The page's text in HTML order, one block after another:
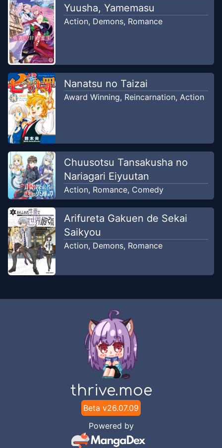
Chapter9
Mus World
Sep 28, 2025
Chapter9
Mus World
Chapter8
Mus World
Aug 27, 2025
Chapter
7
Mus World
Chapter6
Mus World
Mus World
Jun 28, 2025
Chapter4
Mus World
Jun 27, 2025
Yuusha, Yamemasu
Action, Demons, Romance
Nanatsu no Taizai
Award Winning, Reincarnation, Action
Chuusotsu Tansakusha no
Nariagari Eiyuutan
Action, Romance, Comedy
Arifureta Gakuen de Sekai
Saikyou
Action, Demons, Romance
thrive.moe
Beta v26.07.09
Powered by